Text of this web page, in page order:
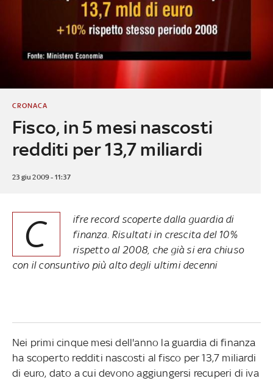
Fisco, in 5 mesi nascosti
redditi per 13,7 miliardi
CRONACA
23 giu 2009 - 11:37
C
ifre record scoperte dalla guardia di
finanza. Risultati in crescita del 10%
rispetto al 2008, che già si era chiuso
con il consuntivo più alto degli ultimi decenni
Nei primi cinque mesi dell'anno la guardia di finanza
ha scoperto redditi nascosti al fisco per 13,7 miliardi
di euro, dato a cui devono aggiungersi recuperi di iva